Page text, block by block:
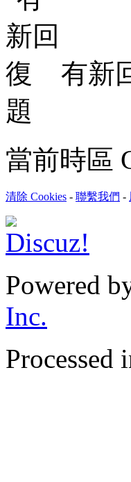
有新
題
當前時區
清除 Cookies - 聯繫我們 -
Powered
Inc.
Processed